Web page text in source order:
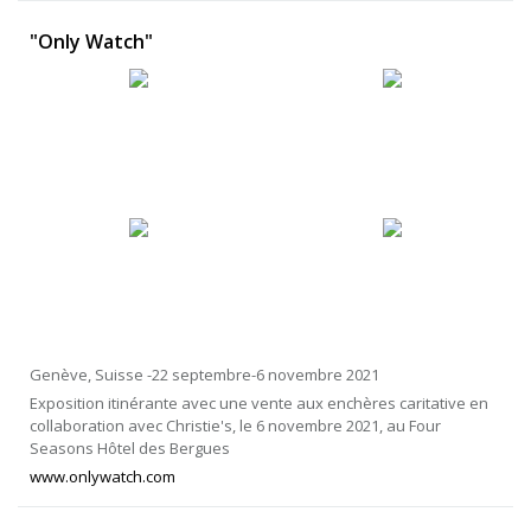
"Only Watch"
Genève, Suisse -22 septembre-6 novembre 2021
Exposition itinérante avec une vente aux enchères caritative en
collaboration avec Christie's, le 6 novembre 2021, au Four
Seasons Hôtel des Bergues
www.onlywatch.com